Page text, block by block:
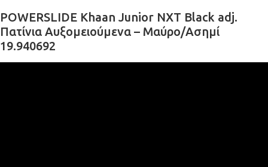
POWERSLIDE Khaan Junior NXT Black adj.
Πατίνια Αυξομειούμενα – Μαύρο/Ασημί
19.940692